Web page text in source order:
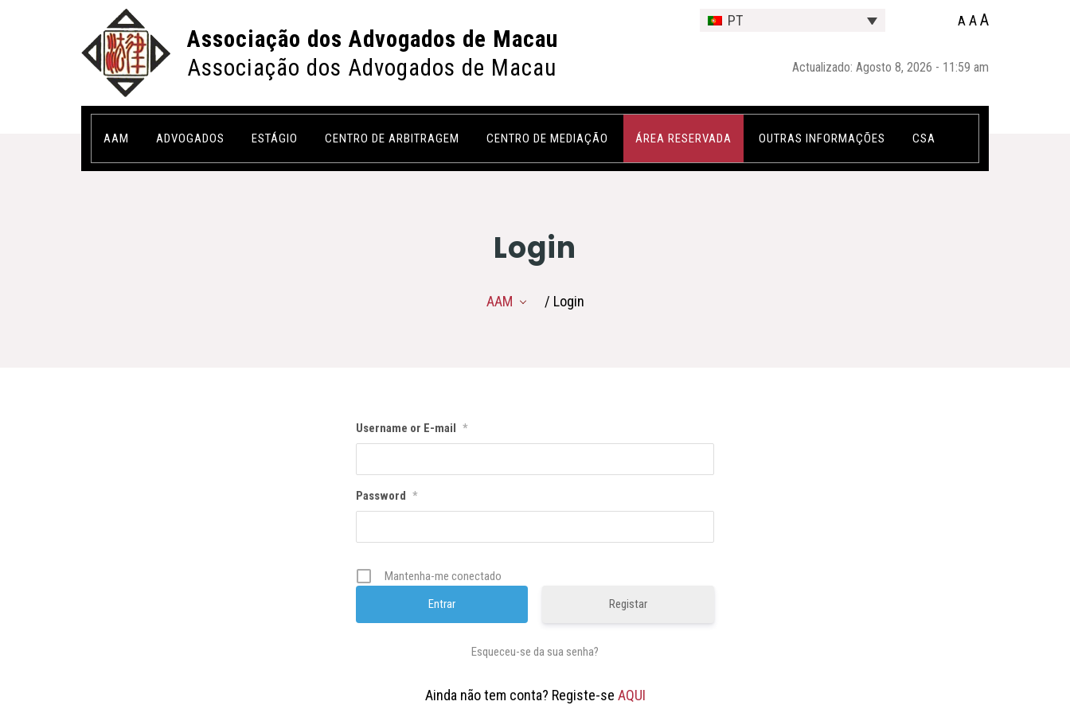
Associação dos Advogados de Macau
Associação dos Advogados de Macau
PT A AA
Actualizado: Agosto 8, 2026 - 11:59 am
AAM ADVOGADOS ESTÁGIO CENTRO DE ARBITRAGEM CENTRO DE MEDIAÇÃO ÁREA RESERVADA OUTRAS INFORMAÇÕES CSA
Login
AAM / Login
Username or E-mail *
Password *
Mantenha-me conectado
Registar
Esqueceu-se da sua senha?
Ainda não tem conta? Registe-se AQUI